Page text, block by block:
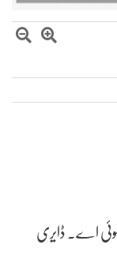
اے۔ ڈایری